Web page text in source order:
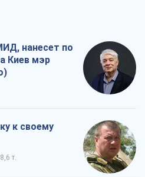
нанесет по
Киев мэр
к своему
8,6 т.